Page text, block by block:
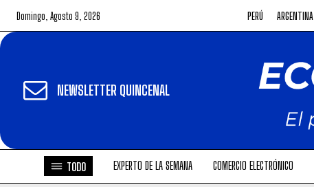
Domingo, Agosto 9, 2026 PERÚ ARGENTINA
NEWSLETTER QUINCENAL
TODO EXPERTO DE LA SEMANA COMERCIO ELECTRÓNICO